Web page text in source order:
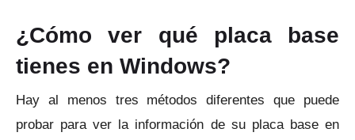
¿Cómo ver qué placa base
tienes en Windows?
Hay al menos tres métodos diferentes que puede
probar para ver la información de su placa base en